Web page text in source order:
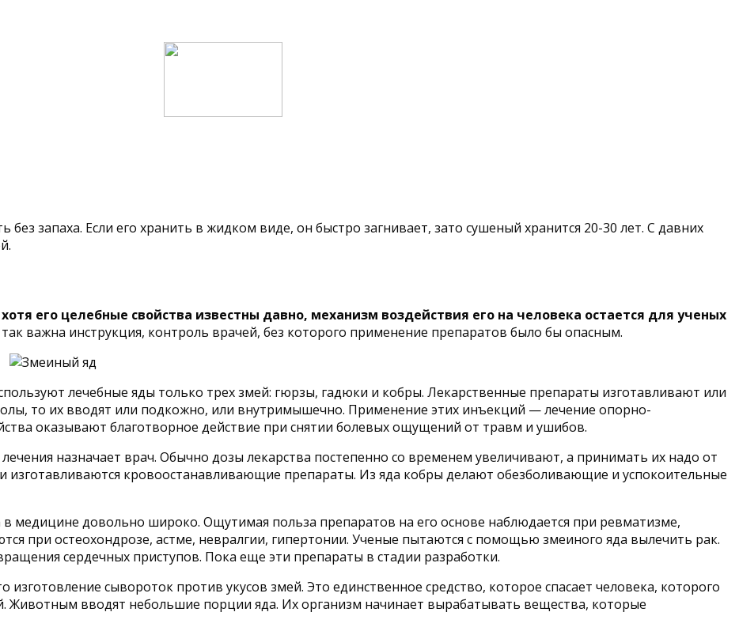
запаха. Если его хранить в жидком виде, он быстро загнивает, зато сушеный хранится 20-30 лет. С давних
его целебные свойства известны давно, механизм воздействия его на человека остается для ученых
важна инструкция, контроль врачей, без которого применение препаратов было бы опасным.
лечебные яды только трех змей: гюрзы, гадюки и кобры. Лекарственные препараты изготавливают или
то их вводят или подкожно, или внутримышечно. Применение этих инъекций — лечение опорно-
оказывают благотворное действие при снятии болевых ощущений от травм и ушибов.
назначает врач. Обычно дозы лекарства постепенно со временем увеличивают, а принимать их надо от
изготавливаются кровоостанавливающие препараты. Из яда кобры делают обезболивающие и успокоительные
медицине довольно широко. Ощутимая польза препаратов на его основе наблюдается при ревматизме,
при остеохондрозе, астме, невралгии, гипертонии. Ученые пытаются с помощью змеиного яда вылечить рак.
сердечных приступов. Пока еще эти препараты в стадии разработки.
сывороток против укусов змей. Это единственное средство, которое спасает человека, которого
Животным вводят небольшие порции яда. Их организм начинает вырабатывать вещества, которые